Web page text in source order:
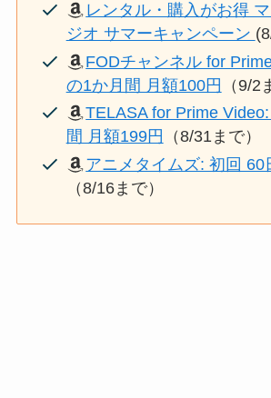
レンタル・購入がお得
ジオ サマーキャンペーン
FODチャンネル for
の1か月間 月額100円 （9/2
TELASA for Prime
間 月額199円
（8/31まで）
アニメタイムズ: 初回 60
（8/16まで）